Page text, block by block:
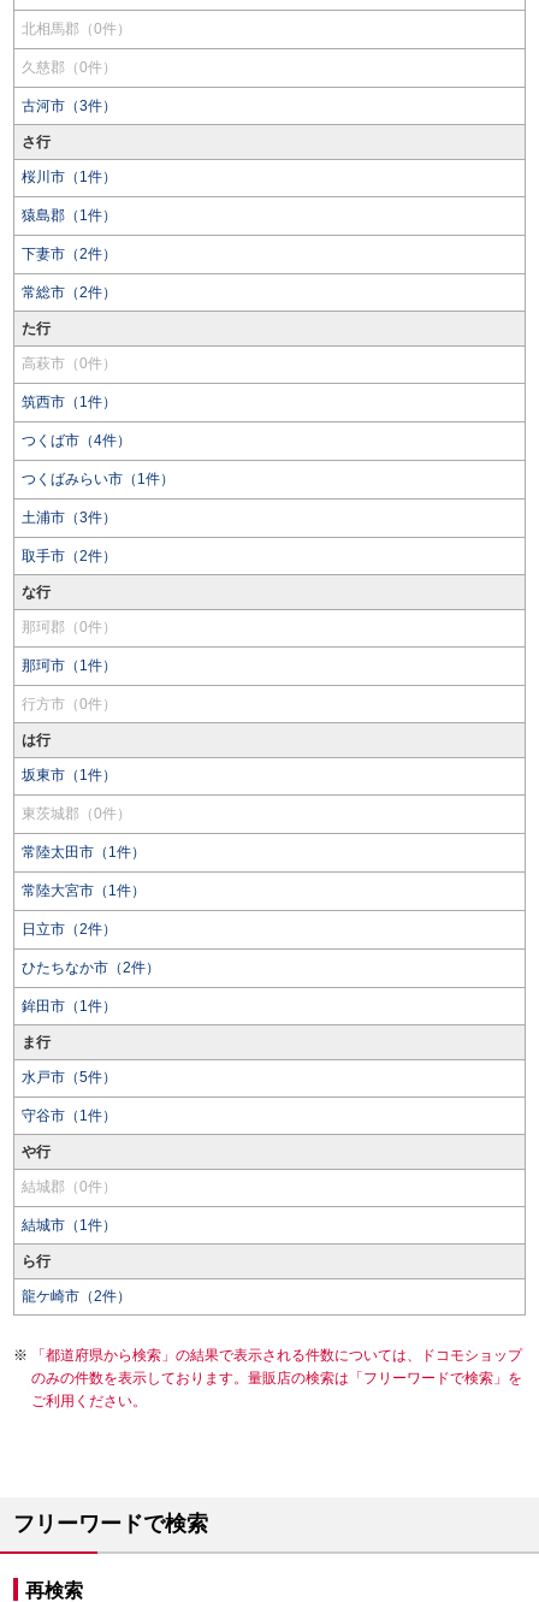
北相馬郡（0件）
久慈郡（0件）
古河市（3件）
さ行
桜川市（1件）
猿島郡（1件）
下妻市（2件）
常総市（2件）
た行
高萩市（0件）
筑西市（1件）
つくば市（4件）
つくばみらい市（1件）
土浦市（3件）
取手市（2件）
な行
那珂郡（0件）
那珂市（1件）
行方市（0件）
は行
坂東市（1件）
東茨城郡（0件）
常陸太田市（1件）
常陸大宮市（1件）
日立市（2件）
ひたちなか市（2件）
鉾田市（1件）
ま行
水戸市（5件）
守谷市（1件）
や行
結城郡（0件）
結城市（1件）
ら行
龍ケ崎市（2件）
「都道府県から検索」の結果で表示される件数については、ドコモショップ
のみの件数を表示しております。量販店の検索は「フリーワードで検索」を
ご利用ください。
フリーワードで検索
再検索